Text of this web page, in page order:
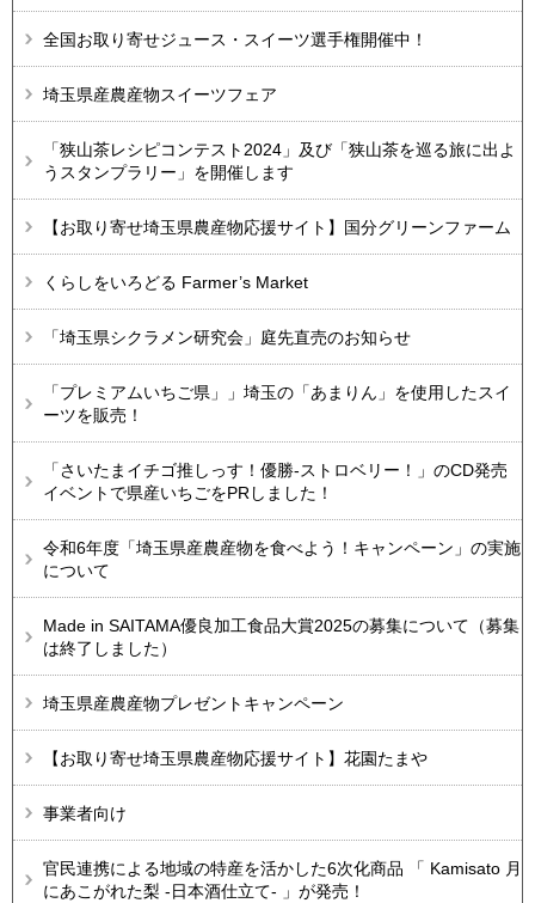
全国お取り寄せジュース・スイーツ選手権開催中！
埼玉県産農産物スイーツフェア
「狭山茶レシピコンテスト2024」及び「狭山茶を巡る旅に出よ
うスタンプラリー」を開催します
【お取り寄せ埼玉県農産物応援サイト】国分グリーンファーム
くらしをいろどる Farmer’s Market
「埼玉県シクラメン研究会」庭先直売のお知らせ
「プレミアムいちご県」」埼玉の「あまりん」を使用したスイ
ーツを販売！
「さいたまイチゴ推しっす！優勝-ストロベリー！」のCD発売
イベントで県産いちごをPRしました！
令和6年度「埼玉県産農産物を食べよう！キャンペーン」の実施
について
Made in SAITAMA優良加工食品大賞2025の募集について（募集
は終了しました）
埼玉県産農産物プレゼントキャンペーン
【お取り寄せ埼玉県農産物応援サイト】花園たまや
事業者向け
官民連携による地域の特産を活かした6次化商品 「 Kamisato 月
にあこがれた梨 -日本酒仕立て- 」が発売！